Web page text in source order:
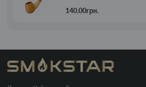
140.00грн.